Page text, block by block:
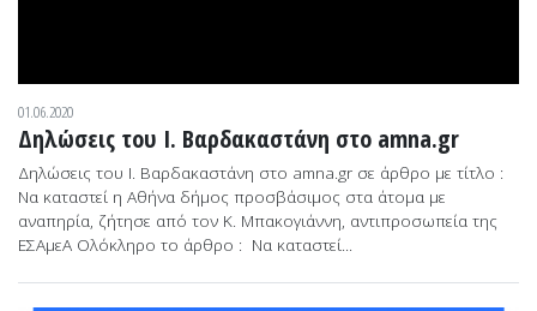
01.06.2020
Δηλώσεις του Ι. Βαρδακαστάνη στο amna.gr
Δηλώσεις του Ι. Βαρδακαστάνη στο amna.gr σε άρθρο με τίτλο :
Nα καταστεί η Αθήνα δήμος προσβάσιμος στα άτομα με
αναπηρία, ζήτησε από τον Κ. Μπακογιάννη, αντιπροσωπεία της
ΕΣΑμεΑ Ολόκληρο το άρθρο : Nα καταστεί...